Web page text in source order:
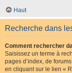
Haut
Recherche dans
Comment rechercher
Saisissez un terme à
pages d’index, de
en cliquant sur le lien «